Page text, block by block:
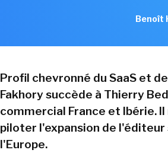
Benoît
Profil chevronné du SaaS et
Fakhory succède à Thierry
commercial France et Ibérie.
piloter l'expansion de l'éditeur
l'Europe.